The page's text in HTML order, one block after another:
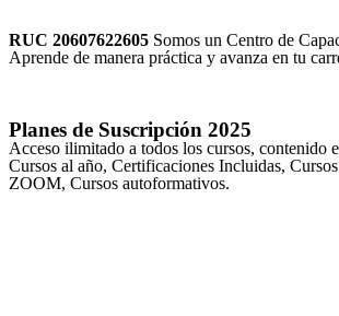
RUC 20607622605 Somos un Centro de
Aprende de manera práctica y avanza en tu
Planes de Suscripción 2025
Acceso ilimitado a todos los cursos, contenido
Cursos al año, Certificaciones Incluidas,
ZOOM, Cursos autoformativos.